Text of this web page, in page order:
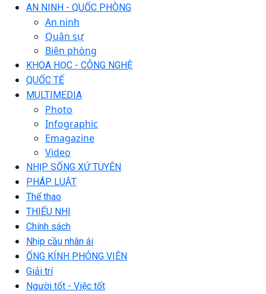
AN NINH - QUỐC PHÒNG
An ninh
Quân sự
Biên phòng
KHOA HỌC - CÔNG NGHỆ
QUỐC TẾ
MULTIMEDIA
Photo
Infographic
Emagazine
Video
NHỊP SỐNG XỨ TUYÊN
PHÁP LUẬT
Thể thao
THIẾU NHI
Chính sách
Nhịp cầu nhân ái
ỐNG KÍNH PHÓNG VIÊN
Giải trí
Người tốt - Việc tốt